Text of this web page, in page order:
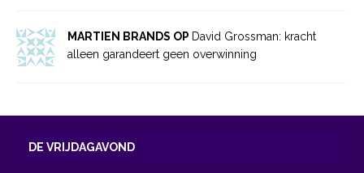
MARTIEN BRANDS OP David Grossman: kracht
alleen garandeert geen overwinning
DE VRIJDAGAVOND